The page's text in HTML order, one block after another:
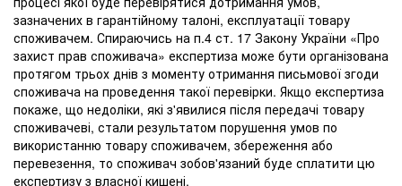
зазначених в гарантійному талоні, експлуатації товару
споживачем. Спираючись на п.4 ст. 17 Закону України «Про
захист прав споживача» експертиза може бути організована
протягом трьох днів з моменту отримання письмової згоди
споживача на проведення такої перевірки. Якщо експертиза
покаже, що недоліки, які з'явилися після передачі товару
споживачеві, стали результатом порушення умов по
використанню товару споживачем, збереження або
перевезення, то споживач зобов'язаний буде сплатити цю
експертизу з власної кишені.